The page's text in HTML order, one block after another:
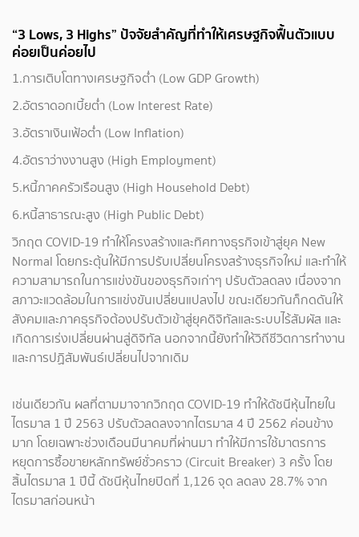
“3 Lows, 3 Highs” ปัจจัยสำคัญที่ทำให้เศรษฐกิจฟื้นตัวแบบ
ค่อยเป็นค่อยไป
1.การเติบโตทางเศรษฐกิจต่ำ (Low GDP Growth)
2.อัตราดอกเบี้ยต่ำ (Low Interest Rate)
3.อัตราเงินเฟ้อต่ำ (Low Inflation)
4.อัตราว่างงานสูง (High Employment)
5.หนี้ภาคครัวเรือนสูง (High Household Debt)
6.หนี้สาธารณะสูง (High Public Debt)
วิกฤต COVID-19 ทําให้โครงสร้างและทิศทางธุรกิจเข้าสู่ยุค New
Normal โดยกระตุ้นให้มีการปรับเปลี่ยนโครงสร้างธุรกิจใหม่ และทำให้
ความสามารถในการแข่งขันของธุรกิจเก่าๆ ปรับตัวลดลง เนื่องจาก
สภาวะแวดล้อมในการแข่งขันเปลี่ยนแปลงไป ขณะเดียวกันก็กดดันให้
สังคมและภาคธุรกิจต้องปรับตัวเข้าสู่ยุคดิจิทัลและระบบไร้สัมผัส และ
เกิดการเร่งเปลี่ยนผ่านสู่ดิจิทัล นอกจากนี้ยังทําให้วิถีชีวิตการทํางาน
และการปฏิสัมพันธ์เปลี่ยนไปจากเดิม
เช่นเดียวกัน ผลที่ตามมาจากวิกฤต COVID-19 ทำให้ดัชนีหุ้นไทยใน
ไตรมาส 1 ปี 2563 ปรับตัวลดลงจากไตรมาส 4 ปี 2562 ค่อนข้าง
มาก โดยเฉพาะช่วงเดือนมีนาคมที่ผ่านมา ทำให้มีการใช้มาตรการ
หยุดการซื้อขายหลักทรัพย์ชั่วคราว (Circuit Breaker) 3 ครั้ง โดย
สิ้นไตรมาส 1 ปีนี้ ดัชนีหุ้นไทยปิดที่ 1,126 จุด ลดลง 28.7% จาก
ไตรมาสก่อนหน้า